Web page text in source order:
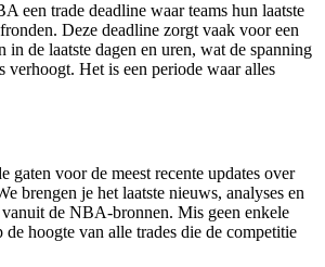
een trade deadline waar teams hun laatste
Deze deadline zorgt vaak voor een
in de laatste dagen en uren, wat de spanning
verhoogt. Het is een periode waar alles
gaten voor de meest recente updates over
brengen je het laatste nieuws, analyses en
vanuit de NBA-bronnen. Mis geen enkele
hoogte van alle trades die de competitie